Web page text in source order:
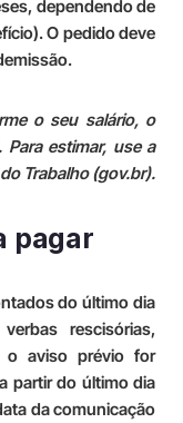
dependendo de
O pedido deve
o seu salário, o
estimar, use a
Trabalho (gov.br).
pagar
do último dia
rescisórias,
o aviso prévio for
partir do último dia
da comunicação